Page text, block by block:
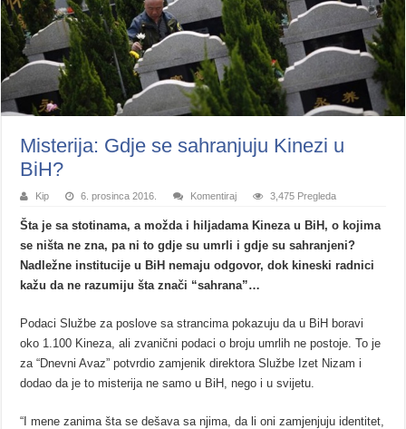
Misterija: Gdje se sahranjuju Kinezi u
BiH?
Kip 6. prosinca 2016. Komentiraj 3,475 Pregleda
Šta je sa stotinama, a možda i hiljadama Kineza u BiH, o kojima
se ništa ne zna, pa ni to gdje su umrli i gdje su sahranjeni?
Nadležne institucije u BiH nemaju odgovor, dok kineski radnici
kažu da ne razumiju šta znači “sahrana”…
Podaci Službe za poslove sa strancima pokazuju da u BiH boravi
oko 1.100 Kineza, ali zvanični podaci o broju umrlih ne postoje. To je
za “Dnevni Avaz” potvrdio zamjenik direktora Službe Izet Nizam i
dodao da je to misterija ne samo u BiH, nego i u svijetu.
“I mene zanima šta se dešava sa njima, da li oni zamjenjuju identitet,